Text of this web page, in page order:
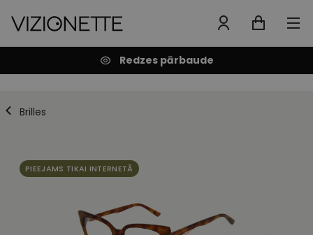
Redzes pārbaude
Brilles
PIEEJAMS TIKAI INTERNETĀ